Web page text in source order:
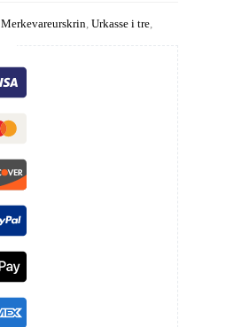
Merkevareurskrin Urkasse i tre